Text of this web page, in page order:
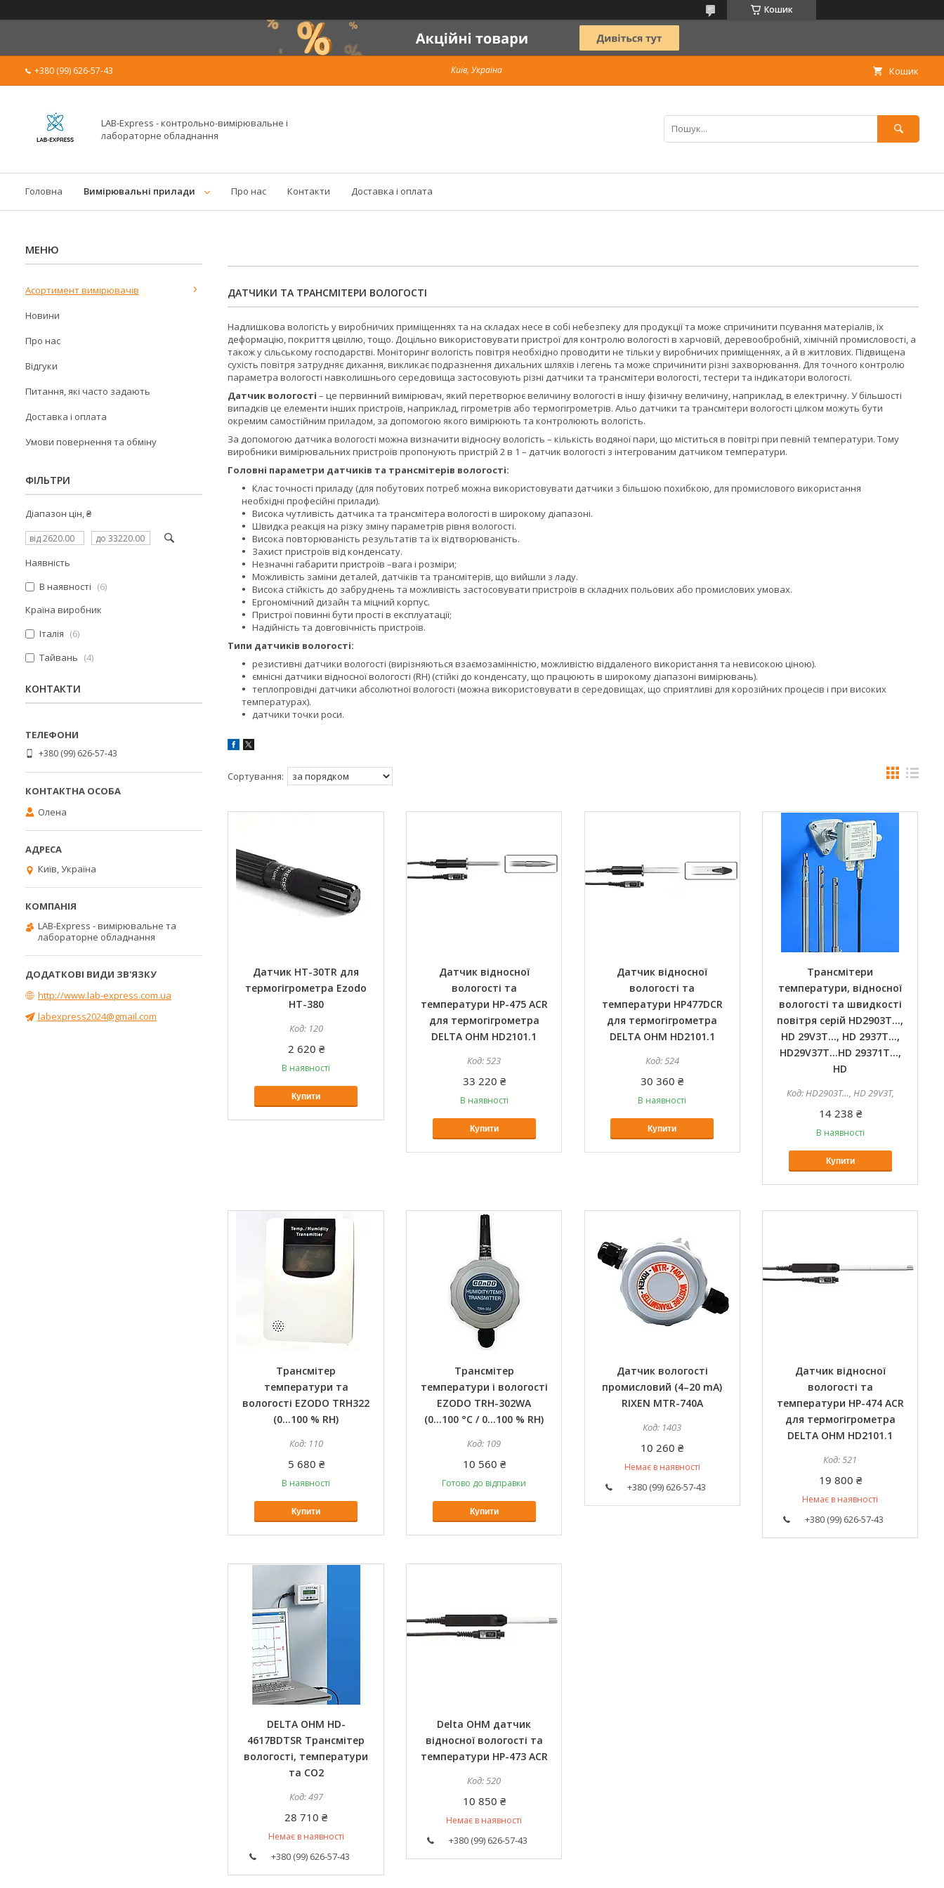
Кошик
+380 (99) 626-57-43 Київ, Україна Кошик
LAB-Express - контрольно-вимірювальне і
лабораторне обладнання
Головна Вимірювальні прилади Про нас Контакти Доставка і оплата
ДАТЧИКИ ТА ТРАНСМІТЕРИ ВОЛОГОСТІ
Надлишкова вологість у виробничих приміщеннях та на складах несе в собі небезпеку для продукції та може спричинити псування матеріалів, їх
деформацію, покриття цвіллю, тощо. Доцільно використовувати пристрої для контролю вологості в харчовій, деревообробній, хімічній промисловості, а
також у сільському господарстві. Моніторинг вологість повітря необхідно проводити не тільки у виробничих приміщеннях, а й в житлових. Підвищена
сухість повітря затрудняє дихання, викликає подразнення дихальних шляхів і легень та може спричинити різні захворювання. Для точного контролю
параметра вологості навколишнього середовища застосовують різні датчики та трансмітери вологості, тестери та індикатори вологості.
Датчик вологості – це первинний вимірювач, який перетворює величину вологості в іншу фізичну величину, наприклад, в електричну. У більшості
випадків це елементи інших пристроїв, наприклад, гігрометрів або термогігрометрів. Альо датчики та трансмітери вологості цілком можуть бути
окремим самостійним приладом, за допомогою якого вимірюють та контролюють вологість.
За допомогою датчика вологості можна визначити відносну вологість – кількість водяної пари, що міститься в повітрі при певній температури. Тому
виробники вимірювальних пристроїв пропонують пристрій 2 в 1 – датчик вологості з інтегрованим датчиком температури.
Головні параметри датчиків та трансмітерів вологості:
Клас точності приладу (для побутових потреб можна використовувати датчики з більшою похибкою, для промислового використання
необхідні професійні прилади).
Висока чутливість датчика та трансмітера вологості в широкому діапазоні.
Швидка реакція на різку зміну параметрів рівня вологості.
Висока повторюваність результатів та їх відтворюваність.
Захист пристроїв від конденсату.
Незначні габарити пристроїв –вага і розміри;
Можливість заміни деталей, датчіків та трансмітерів, що вийшли з ладу.
Висока стійкість до забруднень та можливість застосовувати пристроїв в складних польових або промислових умовах.
Ергономічний дизайн та міцний корпус.
Пристрої повинні бути прості в експлуатації;
Надійність та довговічність пристроїв.
Типи датчиків вологості:
резистивні датчики вологості (вирізняються взаємозамінністю, можливістю віддаленого використання та невисокою ціною).
ємнісні датчики відносної вологості (RH) (стійкі до конденсату, що працюють в широкому діапазоні вимірювань).
теплопровідні датчики абсолютної вологості (можна використовувати в середовищах, що сприятливі для корозійних процесів і при високих
температурах).
датчики точки роси.
Датчик HT-30TR для
термогігрометра Ezodo
НТ-380
120
2 620 ₴
В наявності
Купити
Датчик відносної
вологості та
температури HP-475 ACR
для термогігрометра
DELTA OHM HD2101.1
523
33 220 ₴
В наявності
Купити
Датчик відносної
вологості та
температури HP477DCR
для термогігрометра
DELTA OHM HD2101.1
524
30 360 ₴
В наявності
Купити
Трансмітери
температури, відносної
вологості та швидкості
повітря серій HD2903T…,
HD 29V3T…, HD 2937T…,
HD29V37T…HD 29371T…,
HD
HD2903T…, HD 29V3T,
14 238 ₴
В наявності
Купити
Трансмітер
температури та
вологості EZODO TRH322
(0…100 % RH)
110
5 680 ₴
В наявності
Купити
Трансмітер
температури і вологості
EZODO TRH-302WA
(0...100 °C / 0…100 % RH)
109
10 560 ₴
Готово до відправки
Купити
Датчик вологості
промисловий (4–20 mA)
RIXEN MTR-740A
1403
10 260 ₴
Немає в наявності
+380 (99) 626-57-43
Датчик відносної
вологості та
температури HP-474 ACR
для термогігрометра
DELTA OHM HD2101.1
521
19 800 ₴
Немає в наявності
+380 (99) 626-57-43
DELTA OHM HD-
4617BDTSR Трансмітер
вологості, температури
та CO2
497
28 710 ₴
Немає в наявності
+380 (99) 626-57-43
Delta OHM датчик
відносної вологості та
температури HP-473 ACR
520
10 850 ₴
Немає в наявності
+380 (99) 626-57-43
Асортимент вимірювачів
Новини
Про нас
Відгуки
Питання, які часто задають
Доставка і оплата
Умови повернення та обміну
ФІЛЬТРИ
Діапазон цін, ₴
Наявність
В наявності
6
Країна виробник
Італія
6
Тайвань
4
КОНТАКТИ
+380 (99) 626-57-43
Олена
Київ, Україна
LAB-Express - вимірювальне та
лабораторне обладнання
http://www.lab-express.com.ua
labexpress2024@gmail.com